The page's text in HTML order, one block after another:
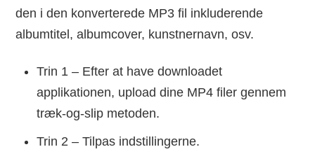
den i den konverterede MP3 fil inkluderende
albumtitel, albumcover, kunstnernavn, osv.
Trin 1 – Efter at have downloadet
applikationen, upload dine MP4 filer gennem
træk-og-slip metoden.
Trin 2 – Tilpas indstillingerne.